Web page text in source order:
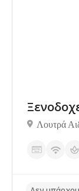
Δεν
Λουτρά